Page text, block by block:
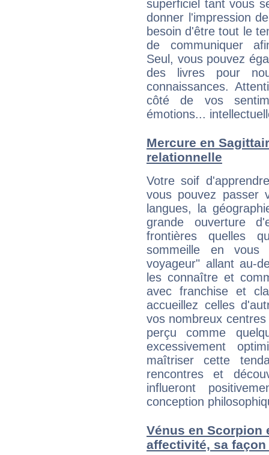
superficiel tant vous
donner l'impression
besoin d'être tout le
de communiquer
Seul, vous pouvez
des livres pour
connaissances.
côté de vos
émotions...
Mercure en
relationnelle
Votre soif
vous pouvez passer
langues, la
grande ouverture
frontières quelles
sommeille en
voyageur" allant au-
les connaître et
avec franchise et
accueillez celles
vos nombreux
perçu comme
excessivement
maîtriser cette
rencontres et
influeront
conception
Vénus en Scorpion
affectivité, sa